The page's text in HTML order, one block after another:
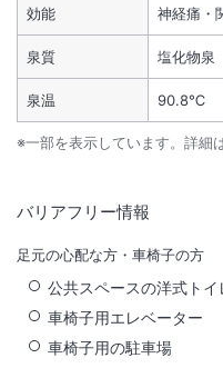
効能 神経痛・
泉質 塩化物泉
泉温 90.8℃
※一部を表示しています。詳細
バリアフリー情報
足元の心配な方・車椅子の方
公共スペースの洋式トイ
車椅子用エレベーター
車椅子用の駐車場